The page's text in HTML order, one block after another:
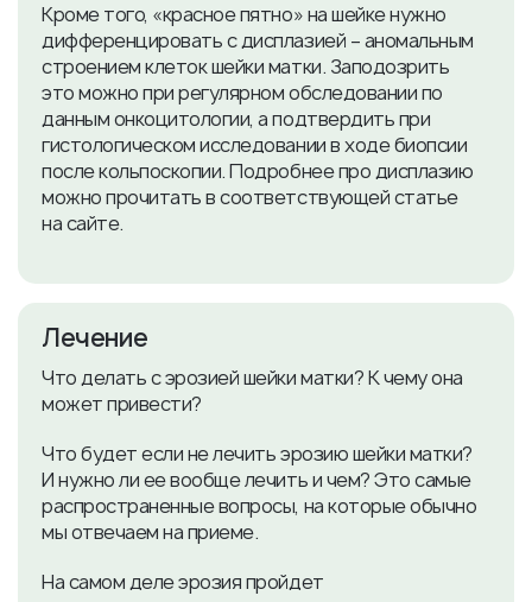
Кроме того, «красное пятно» на шейке нужно
дифференцировать с дисплазией – аномальным
строением клеток шейки матки. Заподозрить
это можно при регулярном обследовании по
данным онкоцитологии, а подтвердить при
гистологическом исследовании в ходе биопсии
после кольпоскопии. Подробнее про дисплазию
можно прочитать в соответствующей статье
на сайте.
Лечение
Что делать с эрозией шейки матки? К чему она
может привести?
Что будет если не лечить эрозию шейки матки?
И нужно ли ее вообще лечить и чем? Это самые
распространенные вопросы, на которые обычно
мы отвечаем на приеме.
На самом деле эрозия пройдет